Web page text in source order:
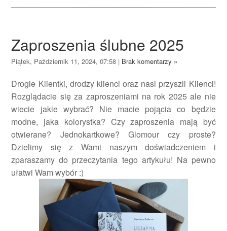
Zaproszenia ślubne 2025
Piątek, Październik 11, 2024, 07:58 | Brak komentarzy »
Drogie Klientki, drodzy klienci oraz nasi przyszli Klienci!
Rozglądacie się za zaproszeniami na rok 2025 ale nie
wiecie jakie wybrać? Nie macie pojącia co będzie
modne, jaka kolorystka? Czy zaproszenia mają być
otwierane? Jednokartkowe? Glomour czy proste?
Dzielimy się z Wami naszym doświadczeniem i
zparaszamy do przeczytania tego artykułu! Na pewno
ułatwi Wam wybór :)